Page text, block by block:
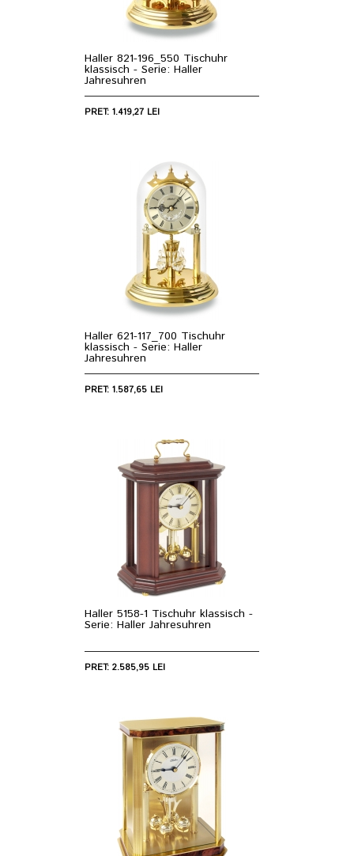
Haller 821-196_550 Tischuhr
klassisch - Serie: Haller
Jahresuhren
PRET: 1.419,27 LEI
Haller 621-117_700 Tischuhr
klassisch - Serie: Haller
Jahresuhren
PRET: 1.587,65 LEI
Haller 5158-1 Tischuhr klassisch -
Serie: Haller Jahresuhren
PRET: 2.585,95 LEI